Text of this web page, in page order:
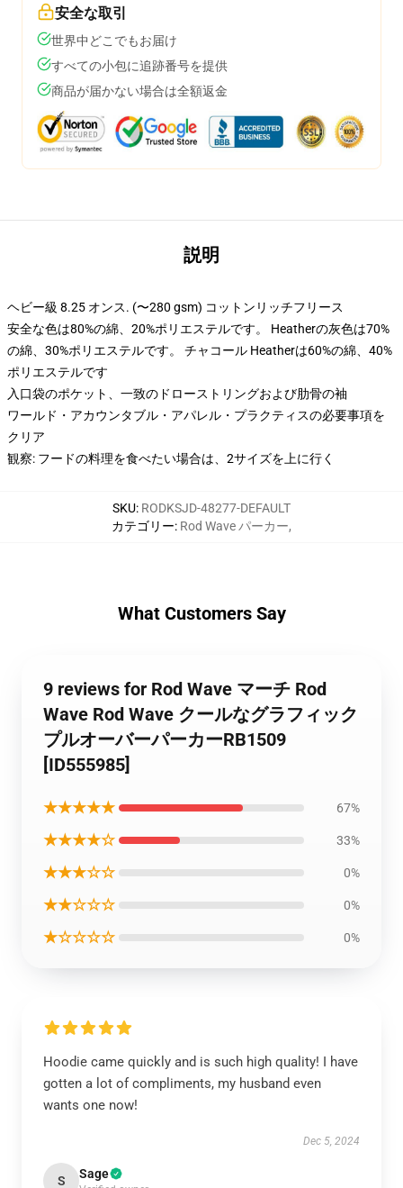
安全な取引
世界中どこでもお届け
すべての小包に追跡番号を提供
商品が届かない場合は全額返金
説明
ヘビー級 8.25 オンス. (〜280 gsm) コットンリッチフリース
安全な色は80%の綿、20%ポリエステルです。 Heatherの灰色は70%
の綿、30%ポリエステルです。 チャコール Heatherは60%の綿、40%
ポリエステルです
入口袋のポケット、一致のドローストリングおよび肋骨の袖
ワールド・アカウンタブル・アパレル・プラクティスの必要事項を
クリア
観察: フードの料理を食べたい場合は、2サイズを上に行く
SKU: RODKSJD-48277-DEFAULT
カテゴリー: Rod Wave パーカー,
What Customers Say
9 reviews for Rod Wave マーチ Rod
Wave Rod Wave クールなグラフィック
プルオーバーパーカーRB1509
[ID555985]
★★★★★ 67%
★★★★☆ 33%
★★★☆☆ 0%
★★☆☆☆ 0%
★☆☆☆☆ 0%
Hoodie came quickly and is such high quality! I have
gotten a lot of compliments, my husband even
wants one now!
Dec 5, 2024
S Sage